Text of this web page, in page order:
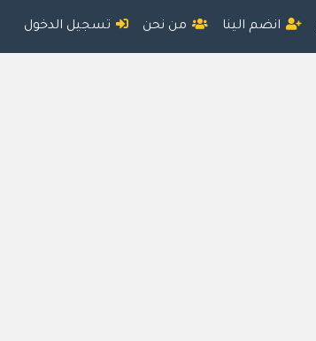
انضم الينا من نحن تسجيل الدخول